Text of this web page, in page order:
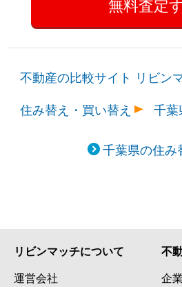
不動産の比較サイト リビン
住み替え・買い替え
千葉
千葉県の住み
リビンマッチについて
運営会社
不
企